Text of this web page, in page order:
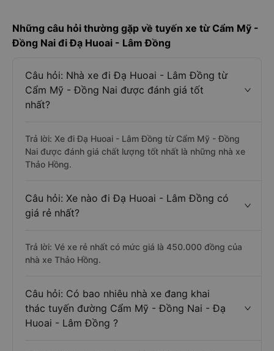
Những câu hỏi thường gặp về tuyến xe từ Cẩm Mỹ -
Đồng Nai đi Đạ Huoai - Lâm Đồng
Câu hỏi: Nhà xe đi Đạ Huoai - Lâm Đồng từ
Cẩm Mỹ - Đồng Nai được đánh giá tốt
nhất?
Trả lời: Xe đi Đạ Huoai - Lâm Đồng từ Cẩm Mỹ - Đồng
Nai được đánh giá chất lượng tốt nhất là những nhà xe
Thảo Hồng.
Câu hỏi: Xe nào đi Đạ Huoai - Lâm Đồng có
giá rẻ nhất?
Trả lời: Vé xe rẻ nhất có mức giá là 450.000 đồng của
nhà xe Thảo Hồng.
Câu hỏi: Có bao nhiêu nhà xe đang khai
thác tuyến đường Cẩm Mỹ - Đồng Nai - Đạ
Huoai - Lâm Đồng ?